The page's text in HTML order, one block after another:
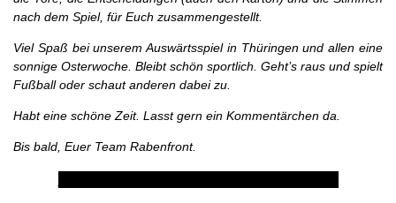
nach dem Spiel, für Euch zusammengestellt.
Viel Spaß bei unserem Auswärtsspiel in Thüringen und allen eine
sonnige Osterwoche. Bleibt schön sportlich. Geht’s raus und spielt
Fußball oder schaut anderen dabei zu.
Habt eine schöne Zeit. Lasst gern ein Kommentärchen da.
Bis bald, Euer Team Rabenfront.